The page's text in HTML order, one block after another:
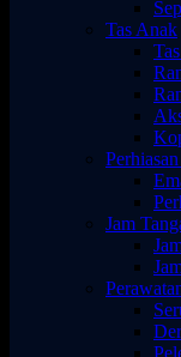
Tas Anak
Jam